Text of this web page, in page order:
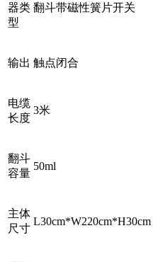
器类
型
翻斗带磁性簧片开关
输出 触点闭合
电缆
长度
3米
翻斗
容量
50ml
主体
尺寸
L30cm*W220cm*H30cm